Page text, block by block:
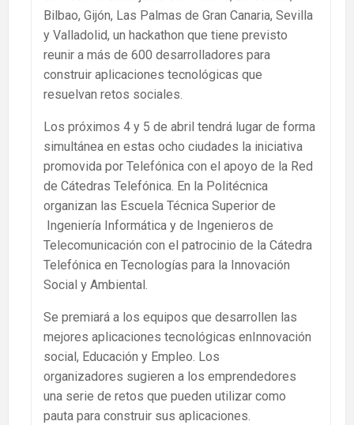
Bilbao, Gijón, Las Palmas de Gran Canaria, Sevilla
y Valladolid, un hackathon que tiene previsto
reunir a más de 600 desarrolladores para
construir aplicaciones tecnológicas que
resuelvan retos sociales.
Los próximos 4 y 5 de abril tendrá lugar de forma
simultánea en estas ocho ciudades la iniciativa
promovida por Telefónica con el apoyo de la Red
de Cátedras Telefónica. En la Politécnica
organizan las Escuela Técnica Superior de
Ingeniería Informática y de Ingenieros de
Telecomunicación con el patrocinio de la Cátedra
Telefónica en Tecnologías para la Innovación
Social y Ambiental.
Se premiará a los equipos que desarrollen las
mejores aplicaciones tecnológicas enInnovación
social, Educación y Empleo. Los
organizadores sugieren a los emprendedores
una serie de retos que pueden utilizar como
pauta para construir sus aplicaciones.